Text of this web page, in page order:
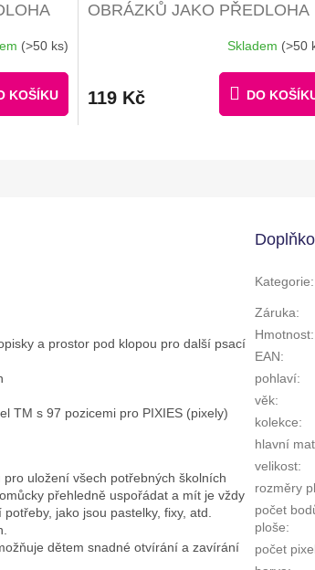
(>50 ks)
KOŠÍKU
OBRÁZKŮ JAKO PŘEDLOHA
Skladem (>50
119 Kč DO
a prostor pod klopou pro další psací
TM s 97 pozicemi pro PIXIES (pixely)
uložení všech potřebných školních
přehledně uspořádat a mít je vždy
jako jsou pastelky, fixy, atd.
dětem snadné otvírání a zavírání
Kategorie:
Záruka:
Hmotnost:
EAN:
pohlaví:
věk:
kolekce:
hlavní
velikost:
rozměry
počet
ploše:
počet